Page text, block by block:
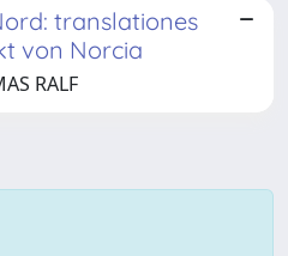
translationes
von Norcia
RALF